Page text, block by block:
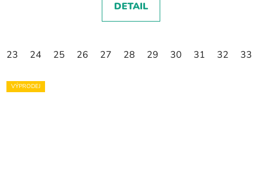
DETAIL
23 24 25 26 27 28 29 30 31 32 33
VÝPRODEJ